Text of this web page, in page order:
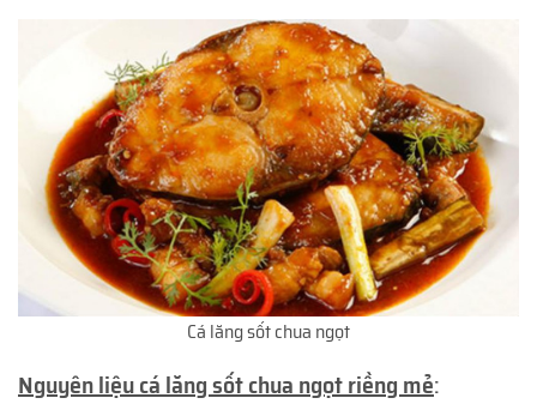
Cá lăng sốt chua ngọt
Nguyên liệu cá lăng sốt chua ngọt riềng mẻ: